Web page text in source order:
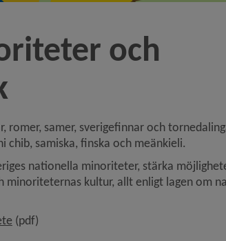
och
samer, sverigefinnar och
samiska, finska och meänkieli.
nationella minoriteter, stärka
minoriteternas kultur, allt enligt lagen om
, 1.9 MB.
(pdf)